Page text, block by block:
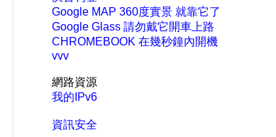
Google MAP 360度實景 就靠它了
Google Glass 請勿戴它開車上路
CHROMEBOOK 在幾秒鐘內開機
vvv
網路資源
我的IPv6
資訊安全